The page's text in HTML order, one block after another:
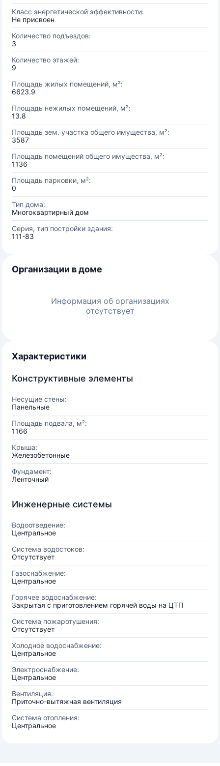
Класс энергетической эффективности:
Не присвоен
Количество подъездов:
3
Количество этажей:
9
Площадь жилых помещений, м²:
6623.9
Площадь нежилых помещений, м²:
13.8
Площадь зем. участка общего имущества, м²:
3587
Площадь помещений общего имущества, м²:
1136
Площадь парковки, м²:
0
Тип дома:
Многоквартирный дом
Серия, тип постройки здания:
111-83
Организации в доме
Информация об организациях
отсутствует
Характеристики
Конструктивные элементы
Несущие стены:
Панельные
Площадь подвала, м²:
1166
Крыша:
Железобетонные
Фундамент:
Ленточный
Инженерные системы
Водоотведение:
Центральное
Система водостоков:
Отсутствует
Газоснабжение:
Центральное
Горячее водоснабжение:
Закрытая с приготовлением горячей воды на ЦТП
Система пожаротушения:
Отсутствует
Холодное водоснабжение:
Центральное
Электроснабжение:
Центральное
Вентиляция:
Приточно-вытяжная вентиляция
Система отопления:
Центральное